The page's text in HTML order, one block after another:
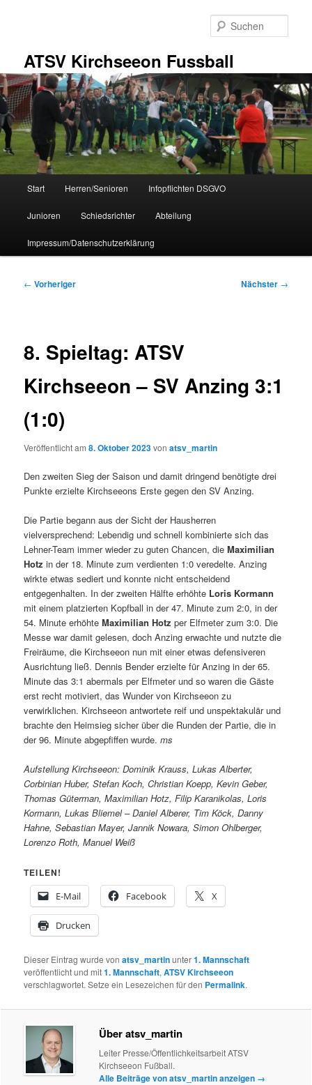
ATSV Kirchseeon Fussball
Start Herren/Senioren Infopflichten DSGVO
Junioren Schiedsrichter Abteilung
Impressum/Datenschutzerklärung
Beitragsnavigation
← Vorheriger Nächster →
8. Spieltag: ATSV
Kirchseeon – SV Anzing 3:1
(1:0)
Veröffentlicht am8. Oktober 2023vonatsv_martin
Den zweiten Sieg der Saison und damit dringend benötigte drei
Punkte erzielte Kirchseeons Erste gegen den SV Anzing.
Die Partie begann aus der Sicht der Hausherren
vielversprechend: Lebendig und schnell kombinierte sich das
Lehner-Team immer wieder zu guten Chancen, dieMaximilian
Hotz in der 18. Minute zum verdienten 1:0 veredelte. Anzing
wirkte etwas sediert und konnte nicht entscheidend
entgegenhalten. In der zweiten Hälfte erhöhte Loris Kormann
mit einem platzierten Kopfball in der 47. Minute zum 2:0, in der
54. Minute erhöhteMaximilian Hotzper Elfmeter zum 3:0. Die
Messe war damit gelesen, doch Anzing erwachte und nutzte die
Freiräume, die Kirchseeon nun mit einer etwas defensiveren
Ausrichtung ließ. Dennis Bender erzielte für Anzing in der 65.
Minute das 3:1 abermals per Elfmeter und so waren die Gäste
erst recht motiviert, das Wunder von Kirchseeon zu
verwirklichen. Kirchseeon antwortete reif und unspektakulär und
brachte den Heimsieg sicher über die Runden der Partie, die in
der 96. Minute abgepfiffen wurde.ms
Aufstellung Kirchseeon: Dominik Krauss, Lukas Alberter,
Corbinian Huber, Stefan Koch, Christian Koepp, Kevin Geber,
Thomas Güterman, Maximilian Hotz, Filip Karanikolas, Loris
Kormann, Lukas Bliemel – Daniel Alberer, Tim Köck, Danny
Hahne, Sebastian Mayer, Jannik Nowara, Simon Ohlberger,
Lorenzo Roth, Manuel Weiß
TEILEN!
E-Mail
Facebook X
Drucken
Dieser Eintrag wurde vonatsv_martinunter1. Mannschaft
veröffentlicht und mit1. Mannschaft,ATSV Kirchseeon
verschlagwortet. Setze ein Lesezeichen für den Permalink.
Über atsv_martin
Leiter Presse/Öffentlichkeitsarbeit ATSV
Kirchseeon Fußball.
Alle Beiträge von atsv_martin anzeigen →